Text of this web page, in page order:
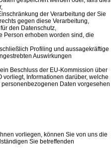
der Verarbeitung der Sie
gegen diese Verarbeitung,
den Datenschutz,
Person erhoben worden sind, die
Profiling und aussagekräftige
Auswirkungen
Beschluss der EU-Kommission über
vorliegt, Informationen darüber, welche
Daten vorgesehen
vorliegen, können Sie von uns die
Sie betreffenden